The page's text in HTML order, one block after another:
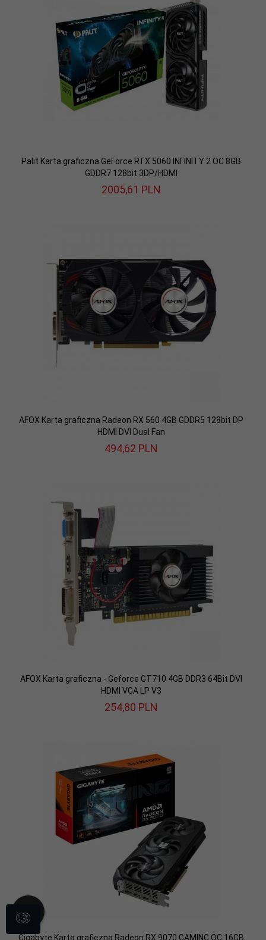
Palit Karta graficzna GeForce RTX 5060 INFINITY 2 OC 8GB
GDDR7 128bit 3DP/HDMI
2005,61 PLN
AFOX Karta graficzna Radeon RX 560 4GB GDDR5 128bit DP
HDMI DVI Dual Fan
494,62 PLN
AFOX Karta graficzna - Geforce GT710 4GB DDR3 64Bit DVI
HDMI VGA LP V3
254,80 PLN
Gigabyte Karta graficzna Radeon RX 9070 GAMING OC 16GB